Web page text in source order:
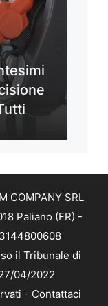
COMPANY SRL
Paliano (FR) -
il Tribunale di
04/2022
- Contattaci